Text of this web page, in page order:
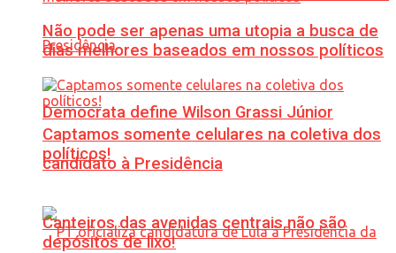
Democrata define Wilson Grassi Júnior
candidato à Presidência
Não pode ser apenas uma utopia a busca de
dias melhores baseados em nossos políticos
Captamos somente celulares na coletiva dos
políticos!
Canteiros das avenidas centrais não são
depósitos de lixo!